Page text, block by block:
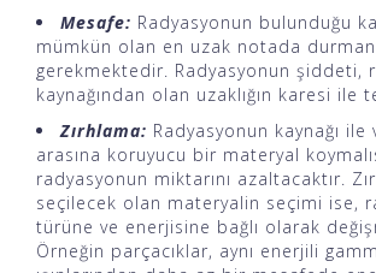
Mesafe: Radyasyonun bulunduğu
mümkün olan en uzak notada
gerekmektedir. Radyasyonun şiddeti,
kaynağından olan uzaklığın karesi ile
Zırhlama: Radyasyonun kaynağı ile
arasına koruyucu bir materyal
radyasyonun miktarını azaltacaktır.
seçilecek olan materyalin seçimi ise,
türüne ve enerjisine bağlı olarak
Örneğin parçacıklar, aynı enerjili